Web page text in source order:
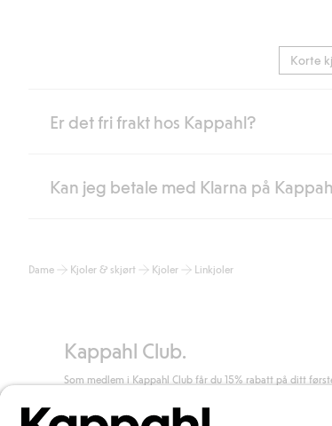
Korte
Er det fri frakt hos Kappahl?
Som medlem i Kappahl Club har du alltid gratis
Kan jeg betale med Klarna på
Ved å oppgi informasjon i kassen godkjenner du
Dame Kjoler & skjørt Kjoler Linkjoler
Kappahl Club.
Som medlem i Kappahl Club får du 15% rabatt på ditt
kr, og du samler poeng på alle dine kjøp og aktiviteter.